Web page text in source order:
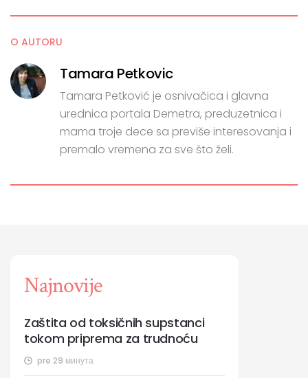
O AUTORU
Tamara Petkovic
Tamara Petković je osnivačica i glavna
urednica portala Demetra, preduzetnica i
mama troje dece sa previše interesovanja i
premalo vremena za sve što želi.
Najnovije
pre 29 минута
Zaštita od toksičnih supstanci
tokom priprema za trudnoću